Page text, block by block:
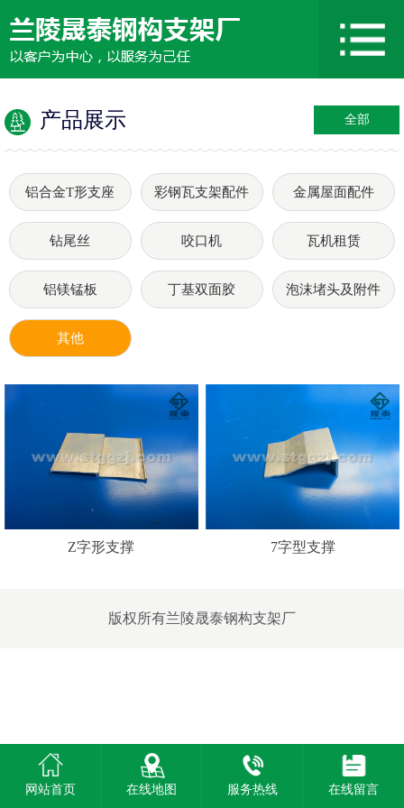
产品展示 全部
铝合金T形支座 彩钢瓦支架配件 金属屋面配件
钻尾丝 咬口机 瓦机租赁
铝镁锰板 丁基双面胶 泡沫堵头及附件
其他
Z字形支撑 7字型支撑
版权所有兰陵晟泰钢构支架厂
网站首页 在线地图 服务热线 在线留言